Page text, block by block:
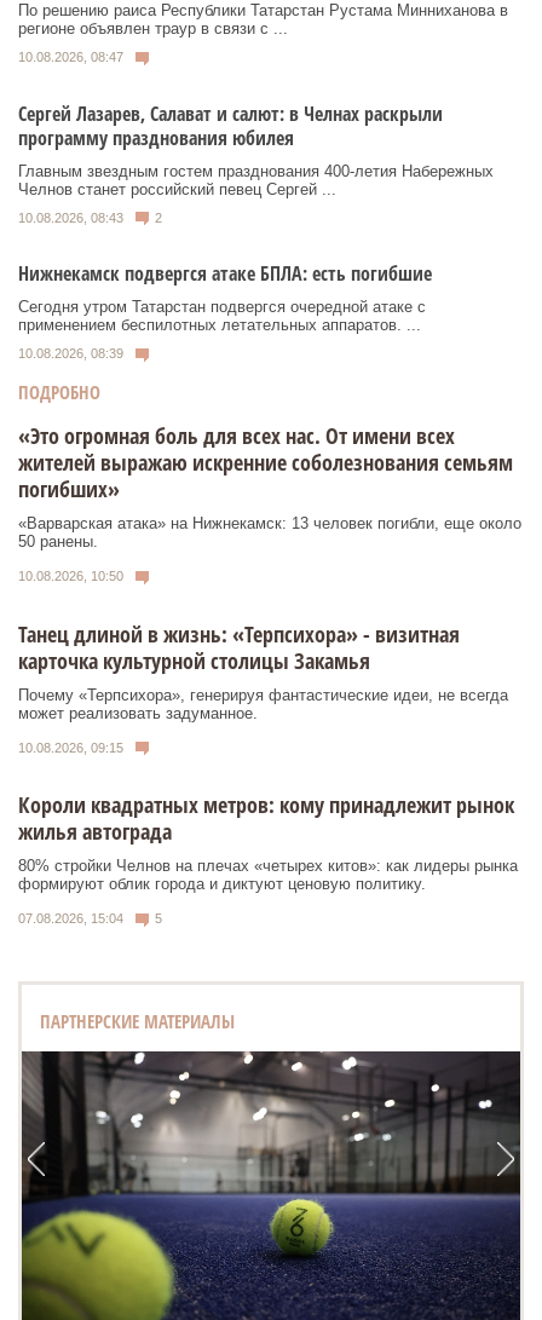
По решению раиса Республики Татарстан Рустама Минниханова в
регионе объявлен траур в связи с ...
10.08.2026, 08:47
Сергей Лазарев, Салават и салют: в Челнах раскрыли
программу празднования юбилея
Главным звездным гостем празднования 400-летия Набережных
Челнов станет российский певец Сергей ...
10.08.2026, 08:43 2
Нижнекамск подвергся атаке БПЛА: есть погибшие
Сегодня утром Татарстан подвергся очередной атаке с
применением беспилотных летательных аппаратов. ...
10.08.2026, 08:39
ПОДРОБНО
«Это огромная боль для всех нас. От имени всех
жителей выражаю искренние соболезнования семьям
погибших»
«Варварская атака» на Нижнекамск: 13 человек погибли, еще около
50 ранены.
10.08.2026, 10:50
Танец длиной в жизнь: «Терпсихора» - визитная
карточка культурной столицы Закамья
Почему «Терпсихора», генерируя фантастические идеи, не всегда
может реализовать задуманное.
10.08.2026, 09:15
Короли квадратных метров: кому принадлежит рынок
жилья автограда
80% стройки Челнов на плечах «четырех китов»: как лидеры рынка
формируют облик города и диктуют ценовую политику.
07.08.2026, 15:04 5
ПАРТНЕРСКИЕ МАТЕРИАЛЫ